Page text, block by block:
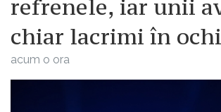
refrenele, iar unii
chiar lacrimi în
acum o ora